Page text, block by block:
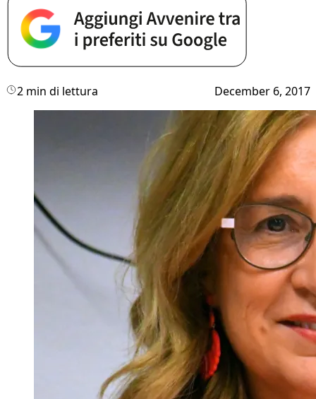
2 min di lettura December 6, 2017